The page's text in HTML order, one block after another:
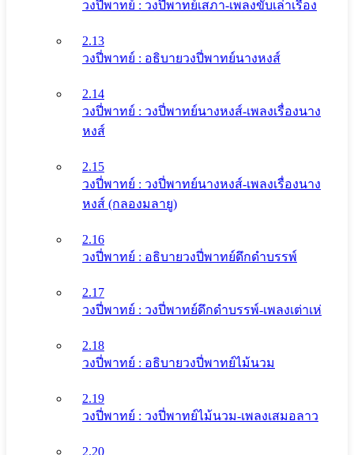
วงปี่พาทย์ : วงปี่พาทย์เสภา-เพลงขับเล่าเรื่อง
2.13
วงปี่พาทย์ : อธิบายวงปี่พาทย์นางหงส์
2.14
วงปี่พาทย์ : วงปี่พาทย์นางหงส์-เพลงเรื่องนาง
หงส์
2.15
วงปี่พาทย์ : วงปี่พาทย์นางหงส์-เพลงเรื่องนาง
หงส์ (กลองมลายู)
2.16
วงปี่พาทย์ : อธิบายวงปี่พาทย์ดึกดําบรรพ์
2.17
วงปี่พาทย์ : วงปี่พาทย์ดึกดําบรรพ์-เพลงเต่าเห่
2.18
วงปี่พาทย์ : อธิบายวงปี่พาทย์ไม้นวม
2.19
วงปี่พาทย์ : วงปี่พาทย์ไม้นวม-เพลงเสมอลาว
2.20